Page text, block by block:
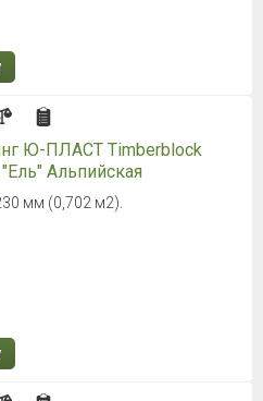
Ю-ПЛАСТ Timberblock
Альпийская
мм (0,702 м2).